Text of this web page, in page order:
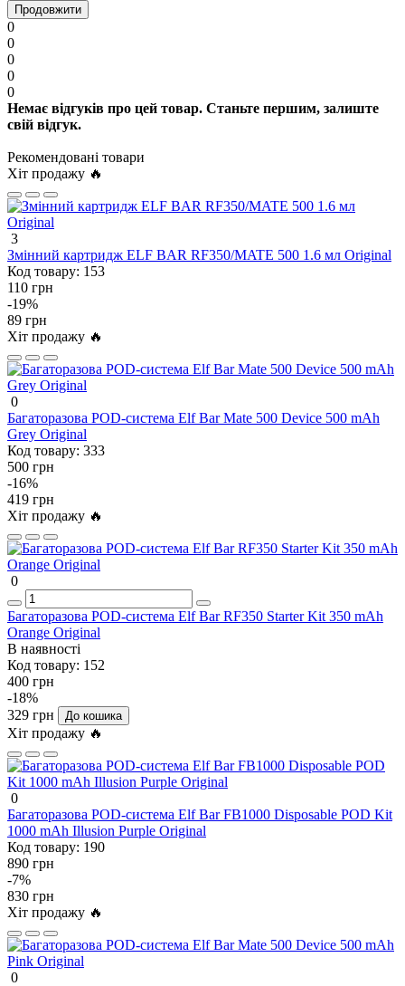
Продовжити
0
0
0
0
0
Немає відгуків про цей товар. Станьте першим, залиште
свій відгук.
Рекомендовані товари
Хіт продажу 🔥
3
Змінний картридж ELF BAR RF350/MATE 500 1.6 мл Original
Код товару: 153
110 грн
-19%
89 грн
Хіт продажу 🔥
0
Багаторазова POD-система Elf Bar Mate 500 Device 500 mAh
Grey Original
Код товару: 333
500 грн
-16%
419 грн
Хіт продажу 🔥
0
Багаторазова POD-система Elf Bar RF350 Starter Kit 350 mAh
Orange Original
В наявності
Код товару: 152
400 грн
-18%
329 грн
До кошика
Хіт продажу 🔥
0
Багаторазова POD-система Elf Bar FB1000 Disposable POD Kit
1000 mAh Illusion Purple Original
Код товару: 190
890 грн
-7%
830 грн
Хіт продажу 🔥
0